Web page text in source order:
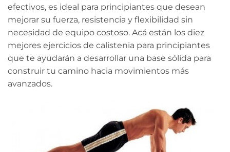
efectivos, es ideal para principiantes que desean
mejorar su fuerza, resistencia y ​​flexibilidad sin
necesidad de equipo costoso. Acá están los diez
mejores ejercicios de calistenia para principiantes
que te ayudarán a desarrollar una base sólida para
construir tu camino hacia movimientos más
avanzados.